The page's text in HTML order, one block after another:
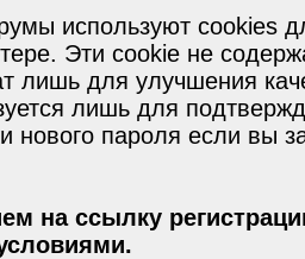
используют cookies
Эти cookie не
лишь для улучшения
лишь для
нового пароля если вы
на ссылку